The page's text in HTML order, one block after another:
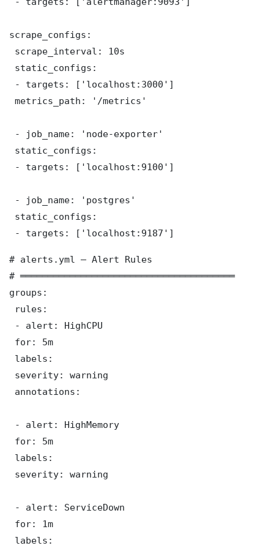
scrape_configs:
scrape_interval: 10s
static_configs:
- targets: ['localhost:3000']
metrics_path: '/metrics'
- job_name: 'node-exporter'
static_configs:
- targets: ['localhost:9100']
- job_name: 'postgres'
static_configs:
- targets: ['localhost:9187']
# alerts.yml — Alert Rules
# ═══════════════════════════════════════
groups:
rules:
- alert: HighCPU
for: 5m
labels:
severity: warning
annotations:
- alert: HighMemory
for: 5m
labels:
severity: warning
- alert: ServiceDown
for: 1m
labels: